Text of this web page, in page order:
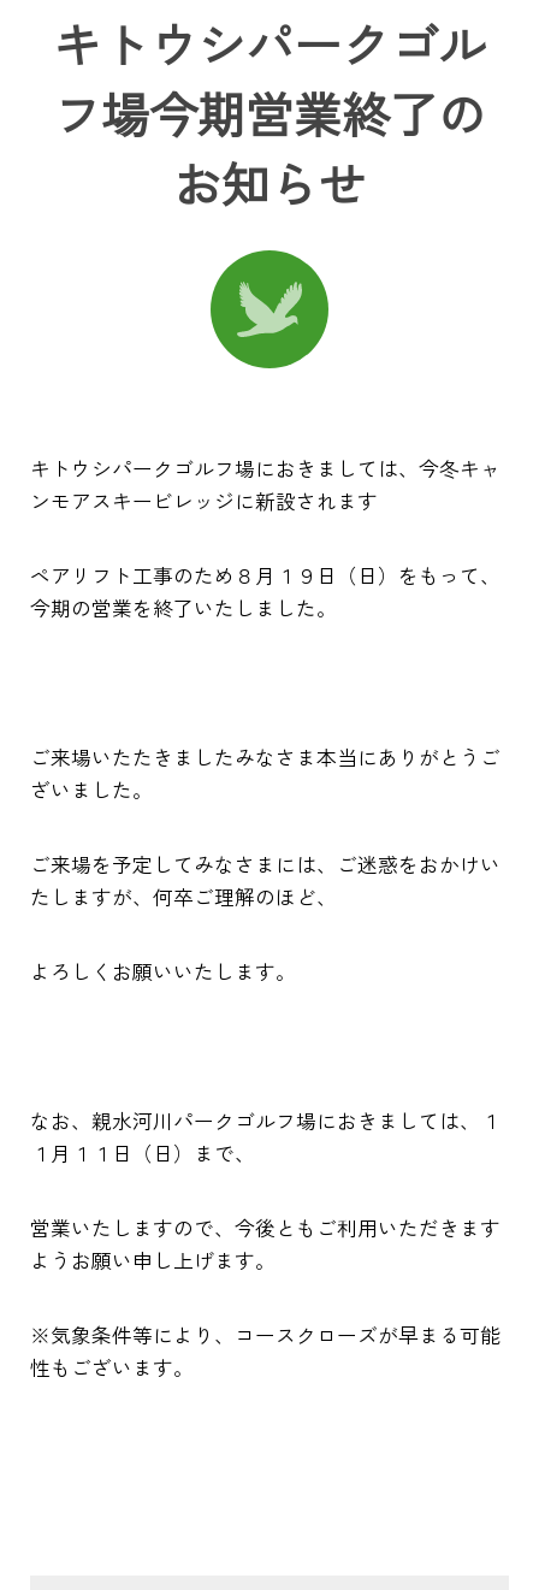
キトウシパークゴル
フ場今期営業終了の
お知らせ
キトウシパークゴルフ場におきましては、今冬キャ
ンモアスキービレッジに新設されます
ペアリフト工事のため８月１９日（日）をもって、
今期の営業を終了いたしました。
ご来場いたたきましたみなさま本当にありがとうご
ざいました。
ご来場を予定してみなさまには、ご迷惑をおかけい
たしますが、何卒ご理解のほど、
よろしくお願いいたします。
なお、親水河川パークゴルフ場におきましては、１
１月１１日（日）まで、
営業いたしますので、今後ともご利用いただきます
ようお願い申し上げます。
※気象条件等により、コースクローズが早まる可能
性もございます。